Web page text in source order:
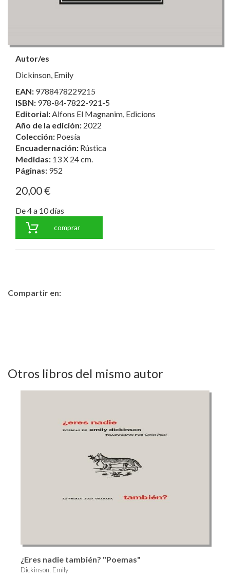
Autor/es
Dickinson, Emily
EAN: 9788478229215
ISBN: 978-84-7822-921-5
Editorial:Alfons El Magnanim, Edicions
Año de la edición: 2022
Colección: Poesía
Encuadernación: Rústica
Medidas: 13 X 24 cm.
Páginas: 952
20,00 €
De 4 a 10 días
comprar
Compartir en:
Otros libros del mismo autor
¿Eres nadie también? "Poemas"
Dickinson, Emily